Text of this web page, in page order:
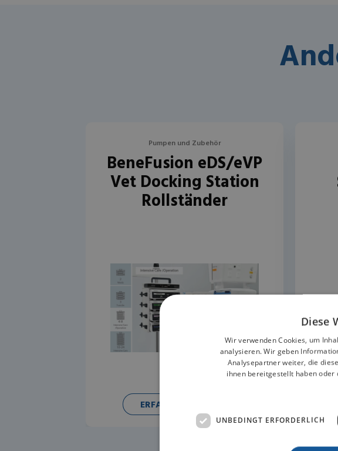
Pumpen und Zubehör
BeneFusion eDS/eVP
Vet Docking Station
Rollständer
ERFAHREN SIE MEHR
Diese
Wir verwenden Cookies, um
analysieren. Wir geben
Analysepartner weiter, die
ihnen bereitgestellt haben oder
UNBEDINGT ERFORDERLICH